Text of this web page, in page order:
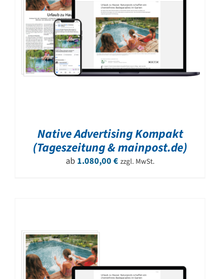
Native Advertising Kompakt
(Tageszeitung & mainpost.de)
ab 1.080,00 € zzgl. MwSt.